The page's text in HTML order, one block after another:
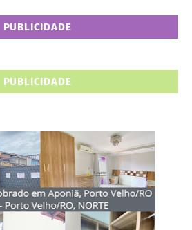
PUBLICIDADE
PUBLICIDADE